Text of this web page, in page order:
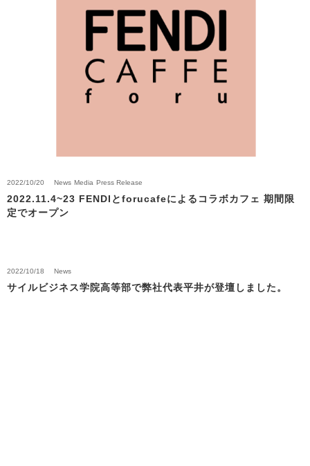
2022/10/20 News Media Press Release
2022.11.4~23 FENDIとforucafeによるコラボカフェ 期間限
定でオープン
2022/10/18 News
サイルビジネス学院高等部で弊社代表平井が登壇しました。